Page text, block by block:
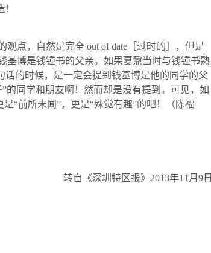
观点，自然是完全 out of date ［过时的］，但是
基博是钱锺书的父亲。如果夏鼐当时与钱锺书熟
话的时候，是一定会提到钱基博是他的同学的父
的同学和朋友啊！然而却是没有提到。可见，如
“前所未闻”，更是“殊觉有趣”的吧！
（陈福
转自《深圳特区报》 2013年11 月 9 日